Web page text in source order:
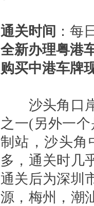
通关时间 ：每
全新办理粤港
购买中港车牌
沙头角口岸
之一(另外一
制站，沙头角
多，通关时几
通关后为深圳
源，梅州，潮